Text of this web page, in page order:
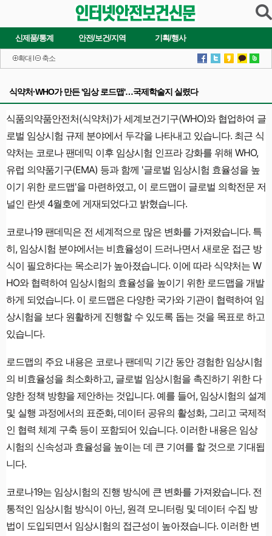
신제품/통계 안전/보건/지역 기획/행사
확대 축소
식약처·WHO가 만든 '임상 로드맵'…국제학술지 실렸다
식품의약품안전처(식약처)가 세계보건기구(WHO)와 협업하여 글
로벌 임상시험 규제 분야에서 두각을 나타내고 있습니다. 최근 식
약처는 코로나 팬데믹 이후 임상시험 인프라 강화를 위해 WHO,
유럽 의약품기구(EMA) 등과 함께 '글로벌 임상시험 효율성을 높
이기 위한 로드맵'을 마련하였고, 이 로드맵이 글로벌 의학전문 저
널인 란셋 4월호에 게재되었다고 밝혔습니다.
코로나19 팬데믹은 전 세계적으로 많은 변화를 가져왔습니다. 특
히, 임상시험 분야에서는 비효율성이 드러나면서 새로운 접근 방
식이 필요하다는 목소리가 높아졌습니다. 이에 따라 식약처는 W
HO와 협력하여 임상시험의 효율성을 높이기 위한 로드맵을 개발
하게 되었습니다. 이 로드맵은 다양한 국가와 기관이 협력하여 임
상시험을 보다 원활하게 진행할 수 있도록 돕는 것을 목표로 하고
있습니다.
로드맵의 주요 내용은 코로나 팬데믹 기간 동안 경험한 임상시험
의 비효율성을 최소화하고, 글로벌 임상시험을 촉진하기 위한 다
양한 정책 방향을 제안하는 것입니다. 예를 들어, 임상시험의 설계
및 실행 과정에서의 표준화, 데이터 공유의 활성화, 그리고 국제적
인 협력 체계 구축 등이 포함되어 있습니다. 이러한 내용은 임상
시험의 신속성과 효율성을 높이는 데 큰 기여를 할 것으로 기대됩
니다.
코로나19는 임상시험의 진행 방식에 큰 변화를 가져왔습니다. 전
통적인 임상시험 방식이 아닌, 원격 모니터링 및 데이터 수집 방
법이 도입되면서 임상시험의 접근성이 높아졌습니다. 이러한 변